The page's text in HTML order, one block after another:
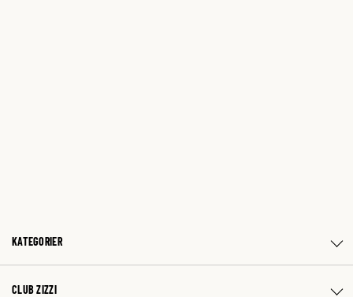
KATEGORIER
CLUB ZIZZI